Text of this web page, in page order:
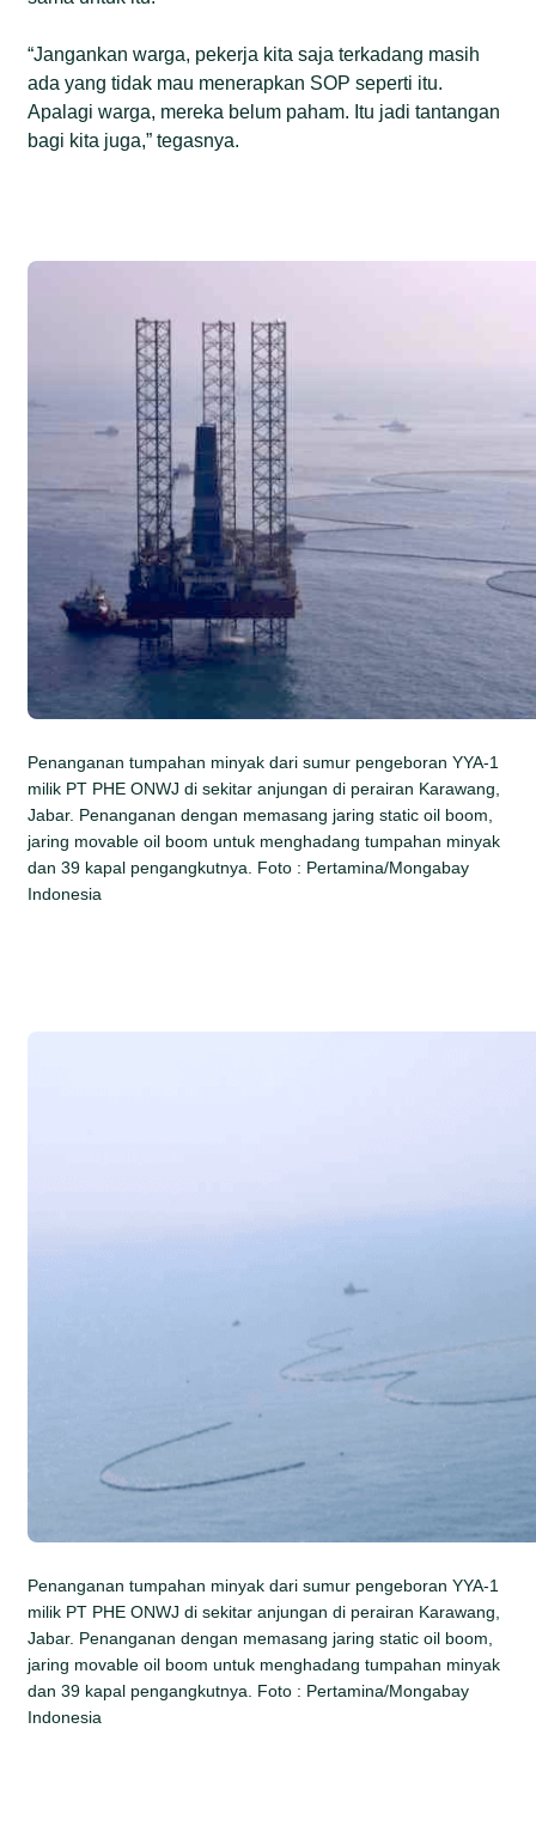
“Jangankan warga, pekerja kita saja terkadang masih
ada yang tidak mau menerapkan SOP seperti itu.
Apalagi warga, mereka belum paham. Itu jadi tantangan
bagi kita juga,” tegasnya.
Penanganan tumpahan minyak dari sumur pengeboran YYA-1
milik PT PHE ONWJ di sekitar anjungan di perairan Karawang,
Jabar. Penanganan dengan memasang jaring static oil boom,
jaring movable oil boom untuk menghadang tumpahan minyak
dan 39 kapal pengangkutnya. Foto : Pertamina/Mongabay
Indonesia
Penanganan tumpahan minyak dari sumur pengeboran YYA-1
milik PT PHE ONWJ di sekitar anjungan di perairan Karawang,
Jabar. Penanganan dengan memasang jaring static oil boom,
jaring movable oil boom untuk menghadang tumpahan minyak
dan 39 kapal pengangkutnya. Foto : Pertamina/Mongabay
Indonesia